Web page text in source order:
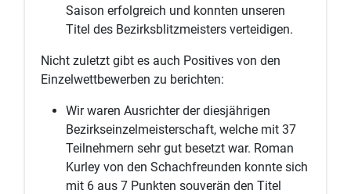
Saison erfolgreich und konnten unseren
Titel des Bezirksblitzmeisters verteidigen.
Nicht zuletzt gibt es auch Positives von den
Einzelwettbewerben zu berichten:
Wir waren Ausrichter der diesjährigen
Bezirkseinzelmeisterschaft, welche mit 37
Teilnehmern sehr gut besetzt war. Roman
Kurley von den Schachfreunden konnte sich
mit 6 aus 7 Punkten souverän den Titel